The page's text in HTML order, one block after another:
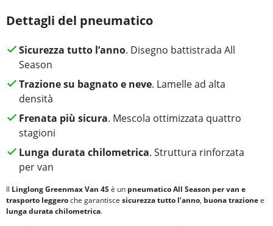
Dettagli del pneumatico
Sicurezza tutto l’anno. Disegno battistrada All
Season
Trazione su bagnato e neve. Lamelle ad alta
densità
Frenata più sicura. Mescola ottimizzata quattro
stagioni
Lunga durata chilometrica. Struttura rinforzata
per van
Il Linglong Greenmax Van 4S è un pneumatico All Season per van e
trasporto leggeroche garantisce sicurezza tutto l’anno, buona trazionee
lunga durata chilometrica.